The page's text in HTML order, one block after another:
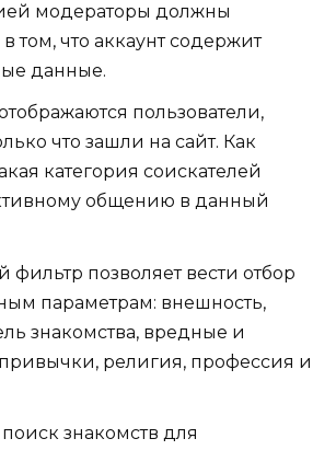
модераторы должны
том, что аккаунт содержит
данные.
пользователи,
что зашли на сайт. Как
категория соискателей
общению в данный
фильтр позволяет вести отбор
параметрам: внешность,
знакомства, вредные и
религия, профессия и
знакомств для